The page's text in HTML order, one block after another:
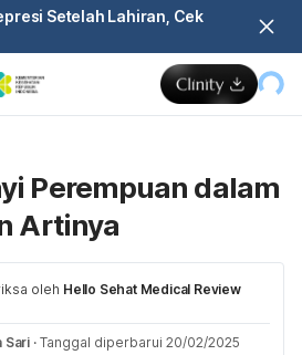
Setelah Lahiran, Cek
Perempuan dalam
Artinya
oleh Hello Sehat Medical Review
Sari · Tanggal diperbarui 20/02/2025